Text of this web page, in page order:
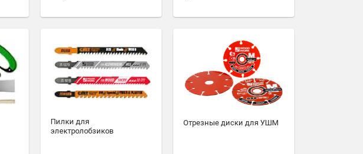
Пилки для
электролобзиков
Отрезные диски для УШМ